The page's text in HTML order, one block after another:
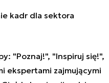
kadr dla sektora
"Poznaj!", "Inspiruj się!",
ekspertami zajmującymi